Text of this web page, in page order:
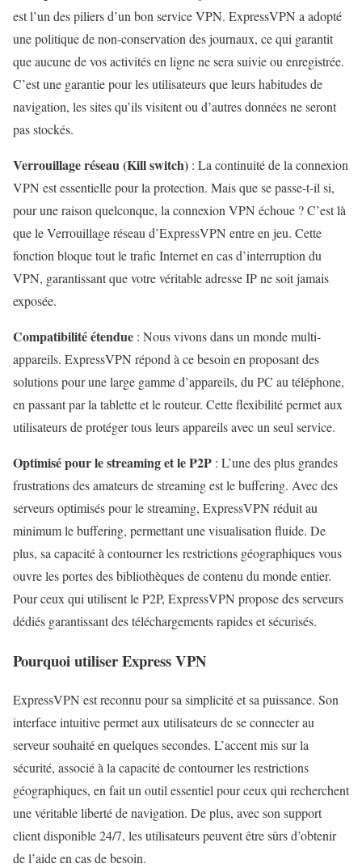
est l’un des piliers d’un bon service VPN. ExpressVPN a adopté
une politique de non-conservation des journaux, ce qui garantit
que aucune de vos activités en ligne ne sera suivie ou enregistrée.
C’est une garantie pour les utilisateurs que leurs habitudes de
navigation, les sites qu’ils visitent ou d’autres données ne seront
pas stockés.
Verrouillage réseau (Kill switch) : La continuité de la connexion
VPN est essentielle pour la protection. Mais que se passe-t-il si,
pour une raison quelconque, la connexion VPN échoue ? C’est là
que le Verrouillage réseau d’ExpressVPN entre en jeu. Cette
fonction bloque tout le trafic Internet en cas d’interruption du
VPN, garantissant que votre véritable adresse IP ne soit jamais
exposée.
Compatibilité étendue : Nous vivons dans un monde multi-
appareils. ExpressVPN répond à ce besoin en proposant des
solutions pour une large gamme d’appareils, du PC au téléphone,
en passant par la tablette et le routeur. Cette flexibilité permet aux
utilisateurs de protéger tous leurs appareils avec un seul service.
Optimisé pour le streaming et le P2P : L’une des plus grandes
frustrations des amateurs de streaming est le buffering. Avec des
serveurs optimisés pour le streaming, ExpressVPN réduit au
minimum le buffering, permettant une visualisation fluide. De
plus, sa capacité à contourner les restrictions géographiques vous
ouvre les portes des bibliothèques de contenu du monde entier.
Pour ceux qui utilisent le P2P, ExpressVPN propose des serveurs
dédiés garantissant des téléchargements rapides et sécurisés.
Pourquoi utiliser Express VPN
ExpressVPN est reconnu pour sa simplicité et sa puissance. Son
interface intuitive permet aux utilisateurs de se connecter au
serveur souhaité en quelques secondes. L’accent mis sur la
sécurité, associé à la capacité de contourner les restrictions
géographiques, en fait un outil essentiel pour ceux qui recherchent
une véritable liberté de navigation. De plus, avec son support
client disponible 24/7, les utilisateurs peuvent être sûrs d’obtenir
de l’aide en cas de besoin.